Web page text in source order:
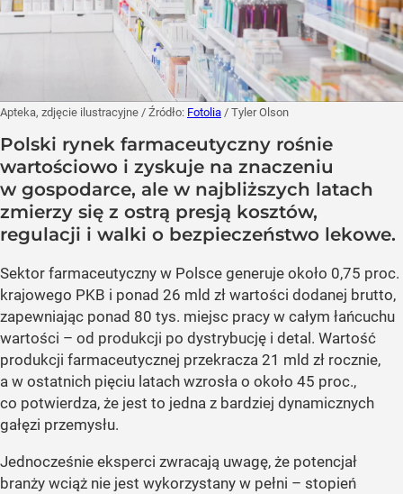
Apteka, zdjęcie ilustracyjne / Źródło: Fotolia / Tyler Olson
Polski rynek farmaceutyczny rośnie
wartościowo i zyskuje na znaczeniu
w gospodarce, ale w najbliższych latach
zmierzy się z ostrą presją kosztów,
regulacji i walki o bezpieczeństwo lekowe.
Sektor farmaceutyczny w Polsce generuje około 0,75 proc.
krajowego PKB i ponad 26 mld zł wartości dodanej brutto,
zapewniając ponad 80 tys. miejsc pracy w całym łańcuchu
wartości – od produkcji po dystrybucję i detal. Wartość
produkcji farmaceutycznej przekracza 21 mld zł rocznie,
a w ostatnich pięciu latach wzrosła o około 45 proc.,
co potwierdza, że jest to jedna z bardziej dynamicznych
gałęzi przemysłu.
Jednocześnie eksperci zwracają uwagę, że potencjał
branży wciąż nie jest wykorzystany w pełni – stopień